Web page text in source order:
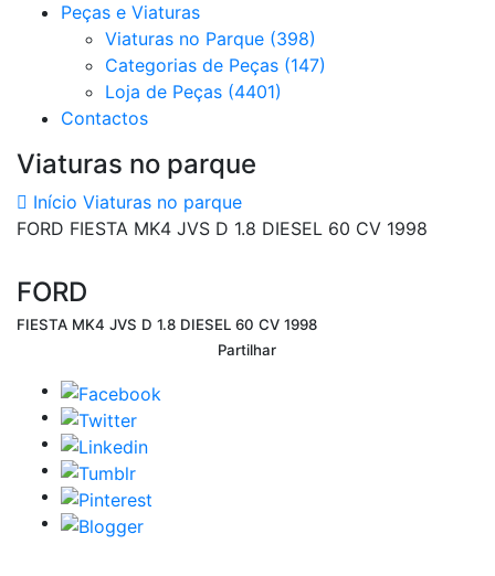
Peças e Viaturas
Viaturas no Parque (398)
Categorias de Peças (147)
Loja de Peças (4401)
Contactos
Viaturas no parque
Início Viaturas no parque
FORD FIESTA MK4 JVS D 1.8 DIESEL 60 CV 1998
FORD
FIESTA MK4 JVS D 1.8 DIESEL 60 CV 1998
Partilhar